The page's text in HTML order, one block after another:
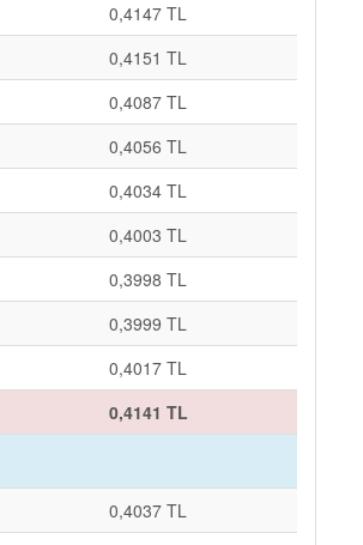
0,4147 TL
0,4151 TL
0,4087 TL
0,4056 TL
0,4034 TL
0,4003 TL
0,3998 TL
0,3999 TL
0,4017 TL
0,4141 TL
0,4037 TL